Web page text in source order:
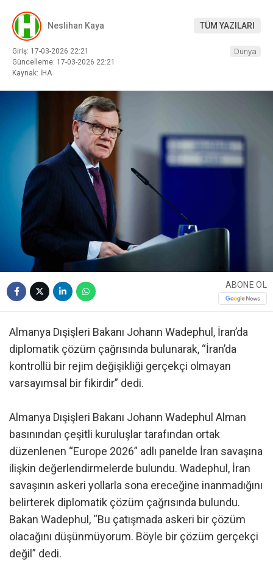
Neslihan Kaya TÜM YAZILARI
Giriş: 17-03-2026 22:21
Güncelleme: 17-03-2026 22:21
Kaynak: İHA
Dünya
ABONE OL
Almanya Dışişleri Bakanı Johann Wadephul, İran’da
diplomatik çözüm çağrısında bulunarak, “İran’da
kontrollü bir rejim değişikliği gerçekçi olmayan
varsayımsal bir fikirdir” dedi.
Almanya Dışişleri Bakanı Johann Wadephul Alman
basınından çeşitli kuruluşlar tarafından ortak
düzenlenen “Europe 2026” adlı panelde İran savaşına
ilişkin değerlendirmelerde bulundu. Wadephul, İran
savaşının askeri yollarla sona ereceğine inanmadığını
belirterek diplomatik çözüm çağrısında bulundu.
Bakan Wadephul, “Bu çatışmada askeri bir çözüm
olacağını düşünmüyorum. Böyle bir çözüm gerçekçi
değil” dedi.